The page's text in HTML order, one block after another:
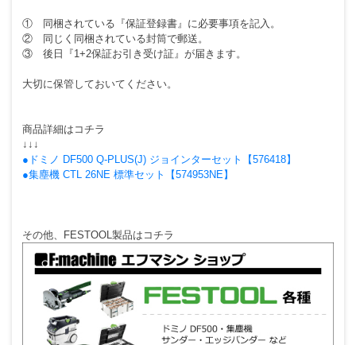
① 同梱されている『保証登録書』に必要事項を記入。
② 同じく同梱されている封筒で郵送。
③ 後日『1+2保証お引き受け証』が届きます。
大切に保管しておいてください。
商品詳細はコチラ
↓↓↓
●ドミノ DF500 Q-PLUS(J) ジョインターセット【576418】
●集塵機 CTL 26NE 標準セット【574953NE】
その他、FESTOOL製品はコチラ